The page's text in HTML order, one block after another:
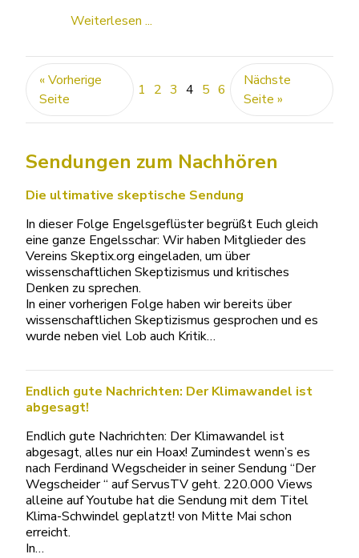
Weiterlesen ...
« Vorherige
Seite
1 2 3 4 5 6
Nächste
Seite »
Sendungen zum Nachhören
Die ultimative skeptische Sendung
In dieser Folge Engelsgeflüster begrüßt Euch gleich
eine ganze Engelsschar: Wir haben Mitglieder des
Vereins Skeptix.org eingeladen, um über
wissenschaftlichen Skeptizismus und kritisches
Denken zu sprechen.
In einer vorherigen Folge haben wir bereits über
wissenschaftlichen Skeptizismus gesprochen und es
wurde neben viel Lob auch Kritik…
Endlich gute Nachrichten: Der Klimawandel ist
abgesagt!
Endlich gute Nachrichten: Der Klimawandel ist
abgesagt, alles nur ein Hoax! Zumindest wenn’s es
nach Ferdinand Wegscheider in seiner Sendung “Der
Wegscheider “ auf ServusTV geht. 220.000 Views
alleine auf Youtube hat die Sendung mit dem Titel
Klima-Schwindel geplatzt! von Mitte Mai schon
erreicht.
In…